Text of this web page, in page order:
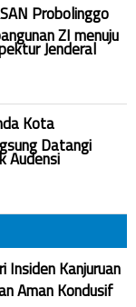
Probolinggo
ZI menuju
Jenderal
Kota
Datangi
Audensi
Insiden Kanjuruan
Aman Kondusif